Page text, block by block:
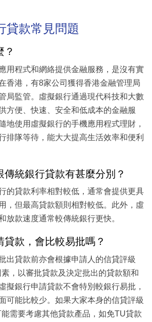
貸款常見問題
？
用程式和網絡提供金融服務，是沒有實
香港，有8家公司獲得香港金融管理局
局監管。虛擬銀行通過現代科技和大數
方便、快速、安全和低成本的金融服
地使用虛擬銀行的手機應用程式理財，
排隊等待，能大大提高生活效率和便利
傳統銀行貸款有甚麼分別？
的貸款利率相對較低，通常會提供更具
，但最高貸款額則相對較低。此外，虛
放款速度通常較傳統銀行更快。
貸款，會比較易批嗎？
出貸款前亦會根據申請人的信貸評級
素，以審批貸款及決定批出的貸款額和
擬銀行申請貸款不會特別較銀行易批，
可能比較少。如果大家本身的信貸評級
能需要考慮其他貸款產品，如免TU貸款